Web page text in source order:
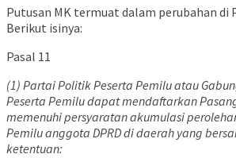
Putusan MK termuat dalam perubahan di
Berikut isinya:
Pasal 11
(1) Partai Politik Peserta Pemilu atau
Peserta Pemilu dapat mendaftarkan
memenuhi persyaratan akumulasi
Pemilu anggota DPRD di daerah yang
ketentuan: